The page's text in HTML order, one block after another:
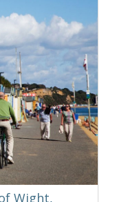
Wight,